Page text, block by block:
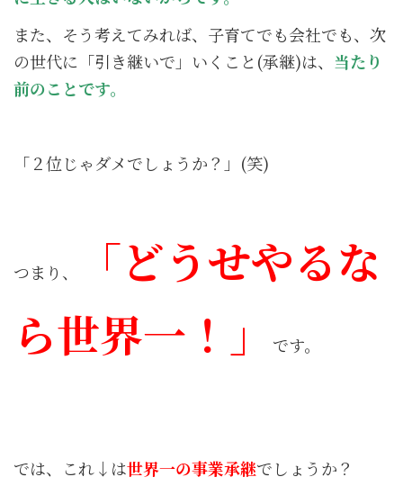
また、そう考えてみれば、子育てでも会社でも、次
の世代に「引き継いで」いくこと(承継)は、 当たり
前のことです。
「２位じゃダメでしょうか？」(笑)
つまり、
「どうせやるな
ら世界一！」
です。
では、これ↓は世界一の事業承継でしょうか？